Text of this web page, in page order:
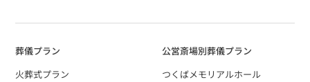
葬儀プラン
火葬式プラン
公営斎場別葬儀プラン
つくばメモリアルホール